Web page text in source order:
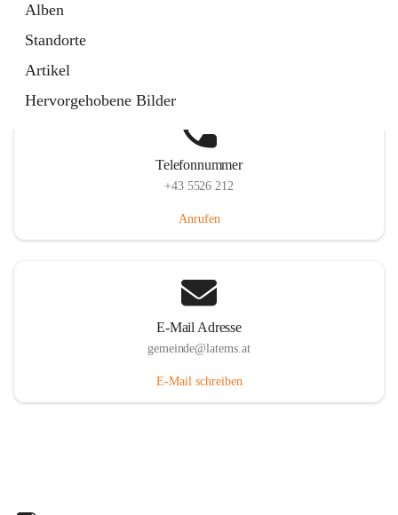
Alben
Standorte
Artikel
Hervorgehobene Bilder
Telefonnummer
+43 5526 212
Anrufen
E-Mail Adresse
gemeinde@laterns.at
E-Mail schreiben